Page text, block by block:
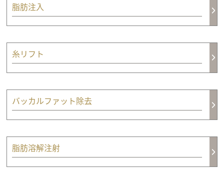
脂肪注入
糸リフト
バッカルファット除去
脂肪溶解注射